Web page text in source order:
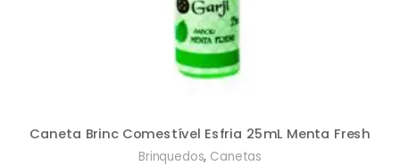
Caneta Brinc Comestível Esfria 25mL Menta Fresh
Brinquedos, Canetas